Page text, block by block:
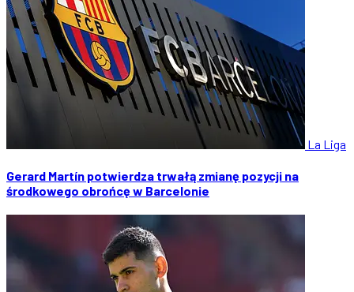
La Liga
Gerard Martín potwierdza trwałą zmianę pozycji na
środkowego obrońcę w Barcelonie